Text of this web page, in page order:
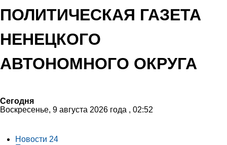
ПОЛИТИЧЕСКАЯ ГАЗЕТА
НЕНЕЦКОГО
АВТОНОМНОГО ОКРУГА
Сегодня
Воскресенье, 9 августа 2026 года , 02:52
Новости 24